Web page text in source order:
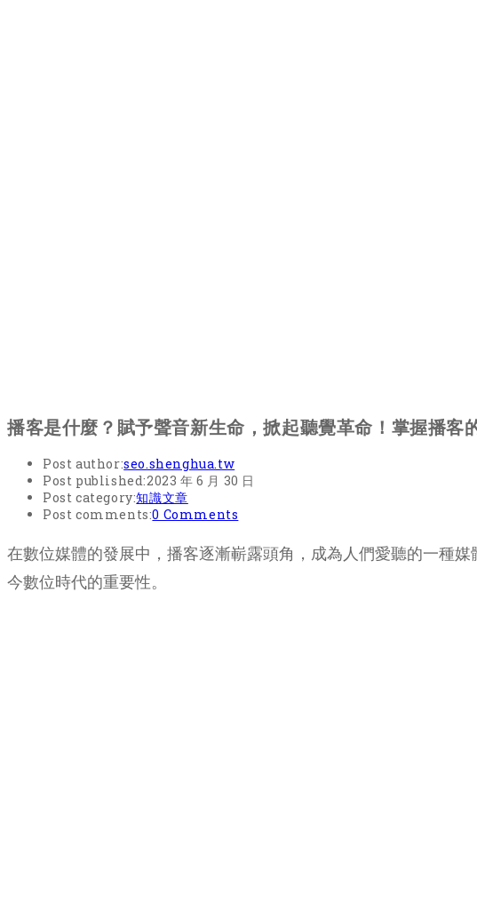
播客是什麼？賦予聲音新生命，掀起聽覺革命！掌握播客
Post author:seo.shenghua.tw
Post published:2023 年 6 月 30 日
Post category:知識文章
Post comments:0 Comments
在數位媒體的發展中，播客逐漸嶄露頭角，成為人們愛聽的一種
今數位時代的重要性。